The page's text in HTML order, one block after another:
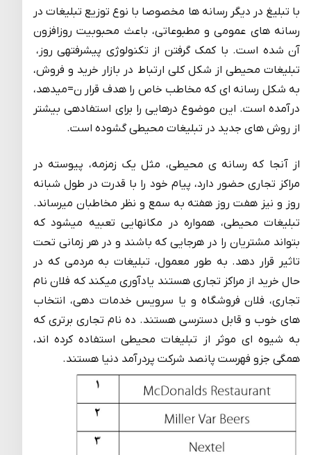
با تبلیغ در دیگر رسانه ها مخصوصا با نوع توزیع تبلیغات در
رسانه های عمومی و مطبوعاتی، باعث محبوبیت روزافزون
آن شده است. با کمک گرفتن از تکنولوژی پیشرفته­ی روز،
تبلیغات محیطی از شکل کلی ارتباط در بازار خرید و فروش،
به شکل رسانه ای که مخاطب خاص را هدف قرار ن=میدهد،
درآمده است. این موضوع درهایی را برای استفاده­ی بیشتر
از روش های جدید در تبلیغات محیطی گشوده است.
از آنجا که رسانه ی محیطی، مثل یک زمزمه، پیوسته در
مراکز تجاری حضور دارد، پیام خود را با قدرت در طول شبانه
روز و نیز هفت روز هفته به سمع و نظر مخاطبان میرساند.
تبلیغات محیطی، همواره در مکانهایی تعبیه میشود که
بتواند مشتریان را در هرجایی که باشند و در هر زمانی تحت
تاثیر قرار دهد. به طور معمول، تبلیغات به مردمی که در
حال خرید از مراکز تجاری هستند یادآوری میکند که فلان نام
تجاری، فلان فروشگاه و یا سرویس خدمات دهی، انتخاب
های خوب و قابل دسترسی هستند. ده نام تجاری برتری که
به شیوه ای موثر از تبلیغات محیطی استفاده کرده اند،
همگی جزو فهرست پانصد شرکت پردرآمد دنیا هستند.